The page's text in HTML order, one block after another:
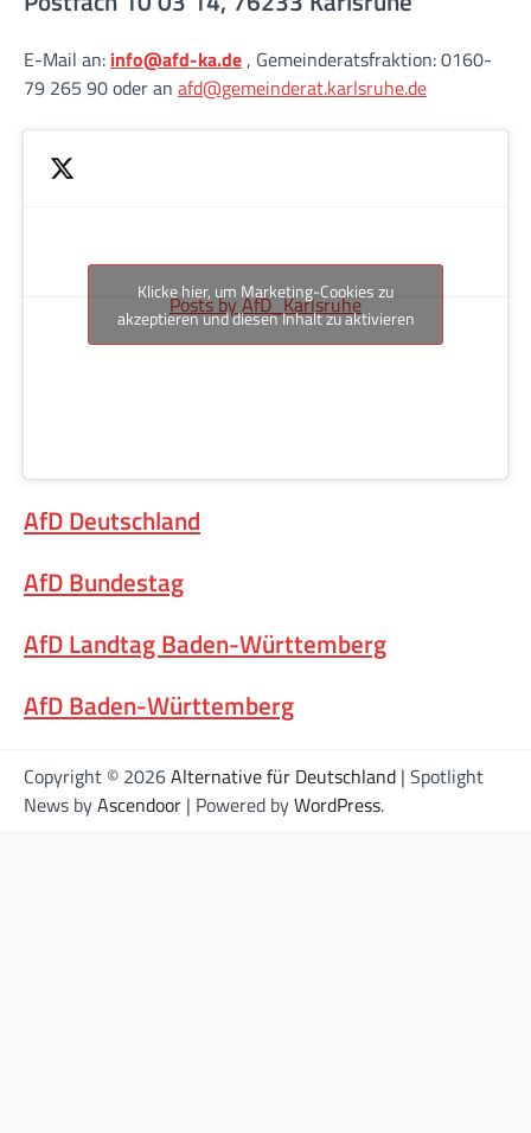
E-Mail an: info@afd-ka.de, Gemeinderatsfraktion: 0160-
79 265 90 oder an afd@gemeinderat.karlsruhe.de
Posts by AfD_Karlsruhe
Klicke hier, um Marketing-Cookies zu
akzeptieren und diesen Inhalt zu aktivieren
AfD Deutschland
AfD Bundestag
AfD Landtag Baden-Württemberg
AfD Baden-Württemberg
Copyright © 2026Alternative für Deutschland | Spotlight
News byAscendoor | Powered byWordPress.